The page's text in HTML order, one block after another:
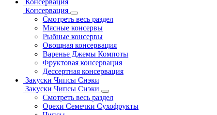
Консервация
Консервация
Смотреть весь раздел
Мясные консервы
Рыбные консервы
Овощная консервация
Варенье Джемы Компоты
Фруктовая консервация
Дессертная консервация
Закуски Чипсы Снэки
Закуски Чипсы Снэки
Смотреть весь раздел
Орехи Семечки Сухофрукты